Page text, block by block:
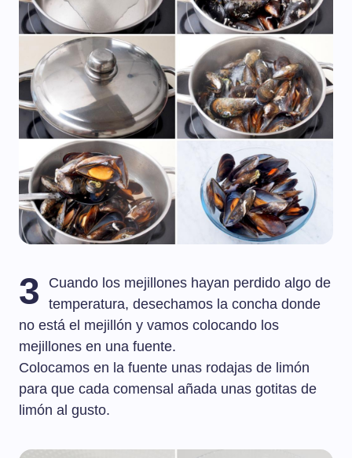
3
Cuando los mejillones hayan perdido algo de
temperatura, desechamos la concha donde
no está el mejillón y vamos colocando los
mejillones en una fuente.
Colocamos en la fuente unas rodajas de limón
para que cada comensal añada unas gotitas de
limón al gusto.